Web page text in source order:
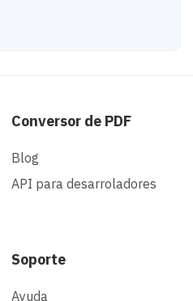
Conversor de PDF
Blog
API para desarroladores
Soporte
Ayuda